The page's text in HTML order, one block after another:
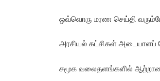
ஒவ்வொரு மரண செய்தி
அரசியல் கட்சிகள் அடையாளப்
சமூக வலைதளங்களில் ஆற்றாமை